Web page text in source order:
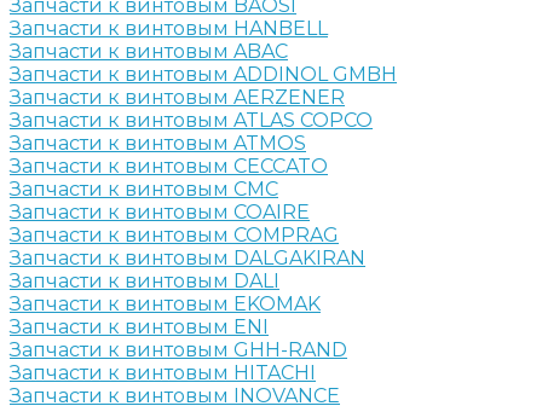
Запчасти к винтовым BAOSI
Запчасти к винтовым HANBELL
Запчасти к винтовым ABAC
Запчасти к винтовым ADDINOL GMBH
Запчасти к винтовым AERZENER
Запчасти к винтовым ATLAS COPCO
Запчасти к винтовым ATMOS
Запчасти к винтовым CECCATO
Запчасти к винтовым CMC
Запчасти к винтовым COAIRE
Запчасти к винтовым COMPRAG
Запчасти к винтовым DALGAKIRAN
Запчасти к винтовым DALI
Запчасти к винтовым EKOMAK
Запчасти к винтовым ENI
Запчасти к винтовым GHH-RAND
Запчасти к винтовым HITACHI
Запчасти к винтовым INOVANCE